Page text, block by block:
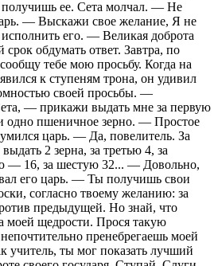
получишь ее. Сета молчал. — Не
— Выскажи свое желание, Я не
его. — Великая доброта
обдумать ответ. Завтра, по
тебе мою просьбу. Когда на
к ступеням трона, он удивил
своей просьбы. —
— прикажи выдать мне за первую
одно пшеничное зерно. — Простое
царь. — Да, повелитель. За
2 зерна, за третью 4, за
— 16, за шестую 32... — Довольно,
его царь. — Ты получишь свои
согласно твоему желанию: за
предыдущей. Но знай, что
моей щедрости. Прося такую
пренебрегаешь моей
учитель, ты мог показать лучший